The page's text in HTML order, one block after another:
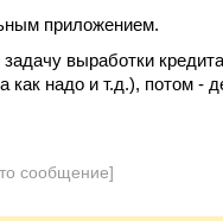
приложением.
выработки
как надо и т.д.), потом -
сообщение]